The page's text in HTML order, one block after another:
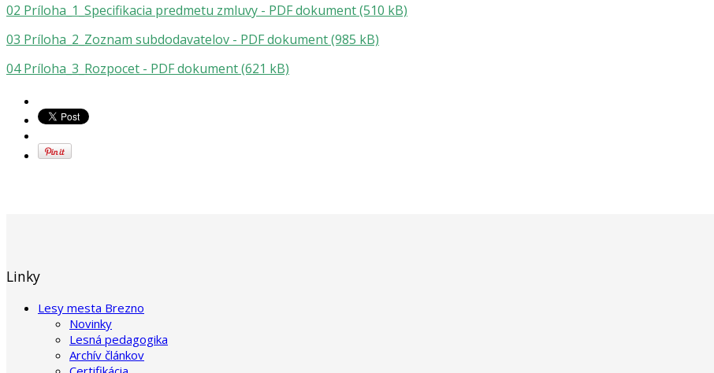
02 Príloha_1_Specifikacia predmetu zmluvy - PDF dokument (510 kB)
03 Príloha_2_Zoznam subdodavatelov - PDF dokument (985 kB)
04 Príloha_3_Rozpocet - PDF dokument (621 kB)
Linky
Lesy mesta Brezno
Novinky
Lesná pedagogika
Archív článkov